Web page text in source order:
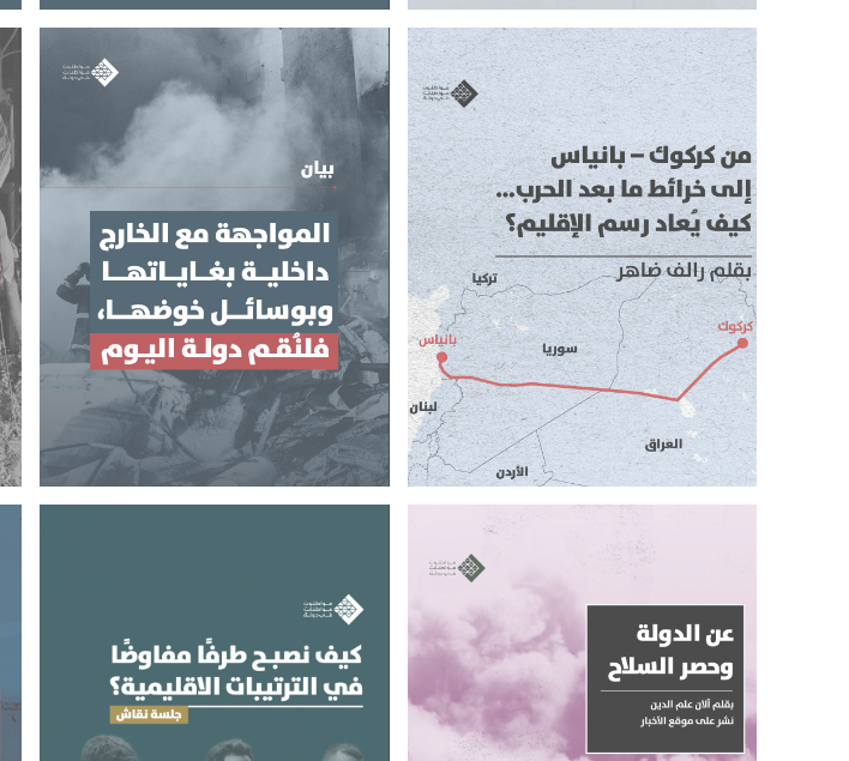
إتفاق الإطار لا يعبّر عن صوت المواطنين
والمواطنات المتمسّكين بالقانون الدولي
والسيادة الوطنية تأهيل خط كركوك-بانياس؟
الحرب … كيف يعاد رسم الإقليم؟ وبوسائل خوضها، فلنُقم دولة اليوم